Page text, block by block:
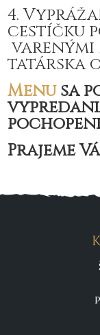
4.
cestíčku
varenými
tatárska
Menusa
Prajeme